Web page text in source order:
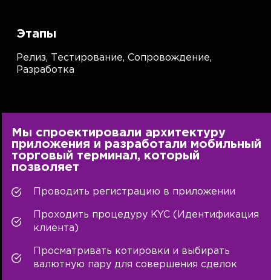
Этапы
Релиз, Тестирование,Сопровождение,
Разработка
Мы спроектировали архитектуру
приложения и разработали мобильный
торговый терминал, который
позволяет
Проводить регистрацию в приложении
Проходить процедуру KYC (Идентификация
клиента)
Просматривать котировки и выбирать
валютную пару для совершения сделок